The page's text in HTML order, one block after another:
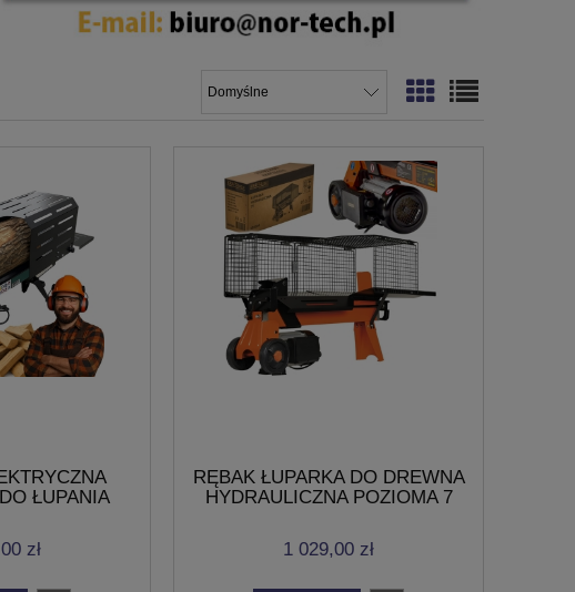
ŁUPANIA
zł
RĘBAK ŁUPARKA DO DREWNA
HYDRAULICZNA POZIOMA 7
1 029,00 zł